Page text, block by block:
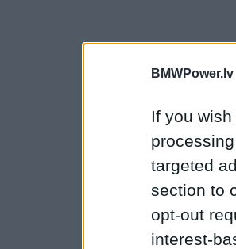
BMWPower.lv
If you
targeted
section to
opt-out
interest-